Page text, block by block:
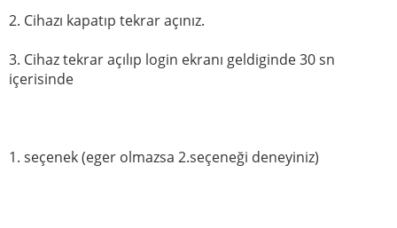
2. Cihazı kapatıp tekrar açınız.
3. Cihaz tekrar açılıp login ekranı geldiginde 30 sn
içerisinde
1. seçenek (eger olmazsa 2.seçeneği deneyiniz)